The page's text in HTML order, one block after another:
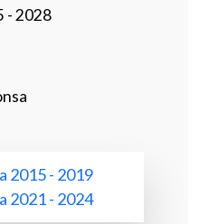
- 2028
2015 - 2019
2021 - 2024